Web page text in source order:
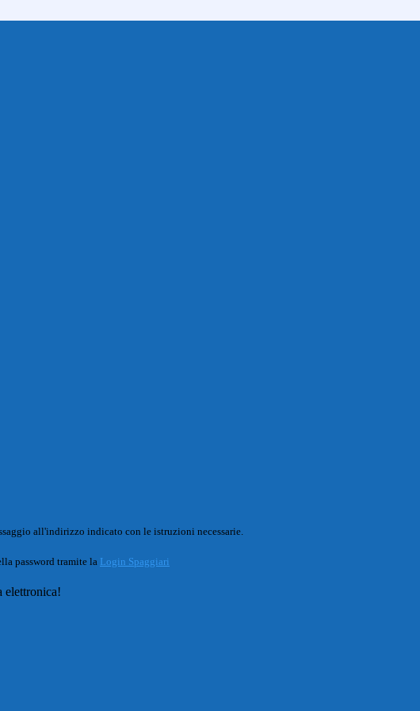
all'indirizzo indicato con le istruzioni necessarie.
password tramite la Login Spaggiari
elettronica!